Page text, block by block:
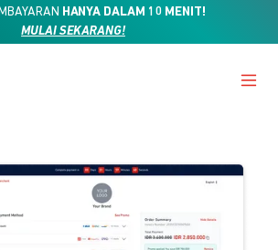
HANYA DALAM 10 MENIT!
MULAI SEKARANG!